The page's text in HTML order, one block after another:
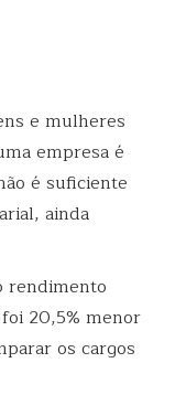
e mulheres
empresa é
é suficiente
ainda
rendimento
20,5% menor
os cargos